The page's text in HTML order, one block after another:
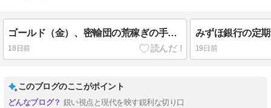
ゴールド（金）、密輸団の荒稼ぎの手口と密輸潰しの大波！
18日前 19日前
このブログのここがポイント
鋭い視点と現代を映す鋭利な切り口